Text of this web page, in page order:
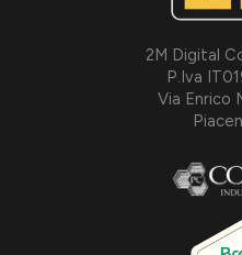
2M Digital
P.Iva
Via Enrico